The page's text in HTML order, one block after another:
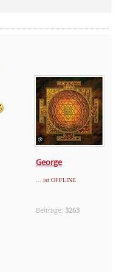
George
... ist OFFLINE
Beiträge:3263